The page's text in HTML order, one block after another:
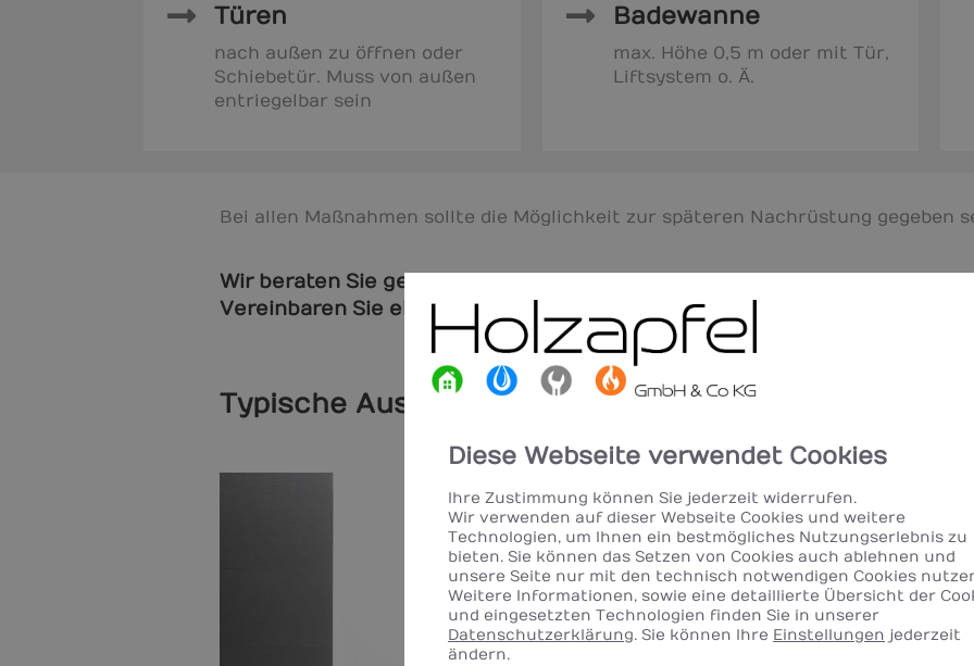
Türen
nach außen zu öffnen oder
Schiebetür. Muss von außen
entriegelbar sein
Badewanne
max. Höhe 0,5 m oder mit Tür,
Liftsystem o. Ä.
Bei allen Maßnahmen sollte die Möglichkeit zur späteren Nachrüstung gegeben
Wir beraten Sie gerne zu einer Sanierung und helfen Ihnen, Fördermittel
Vereinbaren Sie einfach einen ersten, unverbindlichen Beratungstermin
Typische Ausstattungsmerkmale des
Schwellenlose Türen die nach außen
ausreichender Einstiegsbreite
Rutschhemmende Fliesen
Waschtisch flach und unterfahrbar,
montierbar
Halte-, Stütz- und Klappgriffe,
Diese Webseite verwendet Cookies
Ihre Zustimmung können Sie jederzeit widerrufen.
Wir verwenden auf dieser Webseite Cookies und weitere
Technologien, um Ihnen ein bestmögliches Nutzungserlebnis zu
bieten. Sie können das Setzen von Cookies auch ablehnen und
unsere Seite nur mit den technisch notwendigen Cookies
Weitere Informationen, sowie eine detaillierte Übersicht der
und eingesetzten Technologien finden Sie in unserer
Datenschutzerklärung. Sie können Ihre Einstellungen jederzeit
ändern.